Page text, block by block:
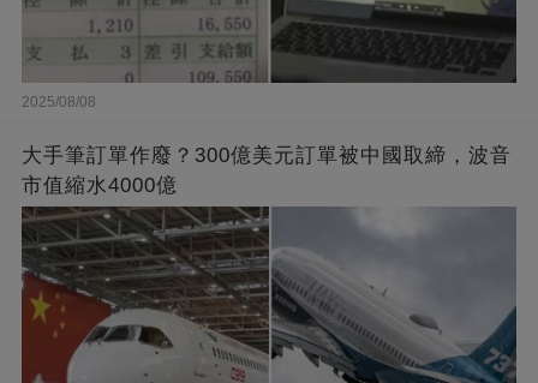
2025/08/08
大手筆訂單作廢？300億美元訂單被中國取締，波音
市值縮水4000億